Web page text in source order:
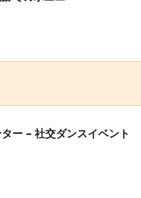
ー – 社交ダンスイベント